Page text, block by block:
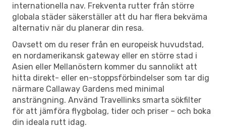
internationella nav. Frekventa rutter från större
globala städer säkerställer att du har flera bekväma
alternativ när du planerar din resa.
Oavsett om du reser från en europeisk huvudstad,
en nordamerikansk gateway eller en större stad i
Asien eller Mellanöstern kommer du sannolikt att
hitta direkt- eller en-stoppsförbindelser som tar dig
närmare Callaway Gardens med minimal
ansträngning. Använd Travellinks smarta sökfilter
för att jämföra flygbolag, tider och priser – och boka
din ideala rutt idag.